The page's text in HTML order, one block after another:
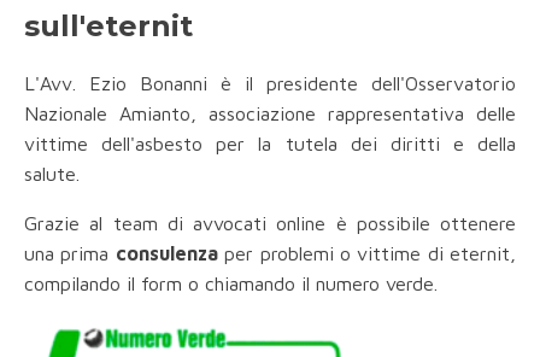
sull'eternit
L'Avv. Ezio Bonanni è il presidente dell'Osservatorio
Nazionale Amianto, associazione rappresentativa delle
vittime dell'asbesto per la tutela dei diritti e della
salute.
Grazie al team di avvocati online è possibile ottenere
una prima consulenzaper problemi o vittime di eternit,
compilando il form o chiamando il numero verde.